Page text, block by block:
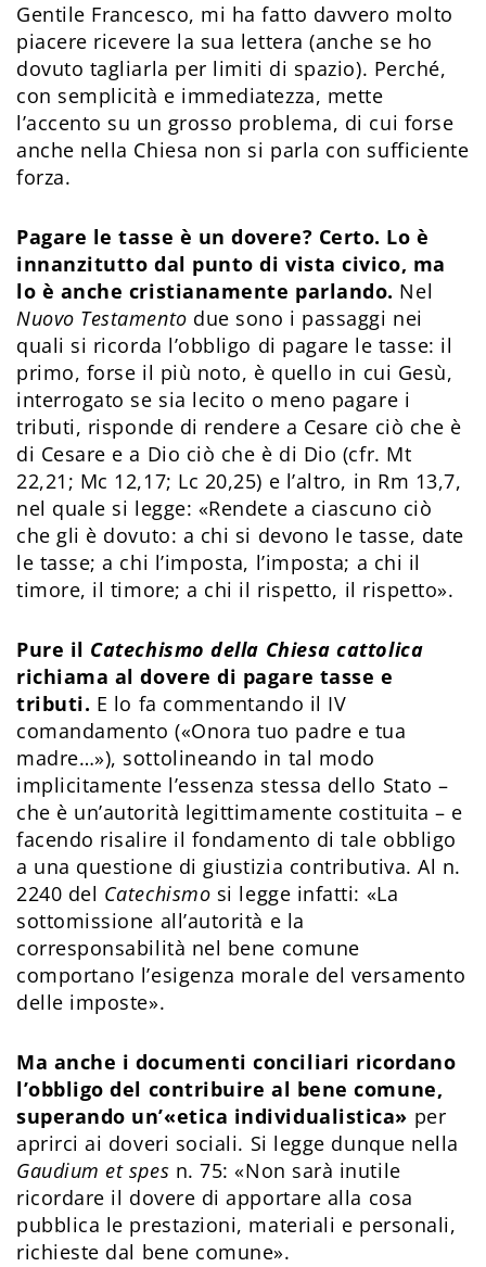
Gentile Francesco, mi ha fatto davvero molto
piacere ricevere la sua lettera (anche se ho
dovuto tagliarla per limiti di spazio). Perché,
con semplicità e immediatezza, mette
l’accento su un grosso problema, di cui forse
anche nella Chiesa non si parla con sufficiente
forza.
Pagare le tasse è un dovere? Certo. Lo è
innanzitutto dal punto di vista civico, ma
lo è anche cristianamente parlando. Nel
Nuovo Testamento due sono i passaggi nei
quali si ricorda l’obbligo di pagare le tasse: il
primo, forse il più noto, è quello in cui Gesù,
interrogato se sia lecito o meno pagare i
tributi, risponde di rendere a Cesare ciò che è
di Cesare e a Dio ciò che è di Dio (cfr. Mt
22,21; Mc 12,17; Lc 20,25) e l’altro, in Rm 13,7,
nel quale si legge: «Rendete a ciascuno ciò
che gli è dovuto: a chi si devono le tasse, date
le tasse; a chi l’imposta, l’imposta; a chi il
timore, il timore; a chi il rispetto, il rispetto».
Pure il Catechismo della Chiesa cattolica
richiama al dovere di pagare tasse e
tributi. E lo fa commentando il IV
comandamento («Onora tuo padre e tua
madre…»), sottolineando in tal modo
implicitamente l’essenza stessa dello Stato –
che è un’autorità legittimamente costituita – e
facendo risalire il fondamento di tale obbligo
a una questione di giustizia contributiva. Al n.
2240 del Catechismo si legge infatti: «La
sottomissione all’autorità e la
corresponsabilità nel bene comune
comportano l’esigenza morale del versamento
delle imposte».
Ma anche i documenti conciliari ricordano
l’obbligo del contribuire al bene comune,
superando un’«etica individualistica» per
aprirci ai doveri sociali. Si legge dunque nella
Gaudium et spes n. 75: «Non sarà inutile
ricordare il dovere di apportare alla cosa
pubblica le prestazioni, materiali e personali,
richieste dal bene comune».